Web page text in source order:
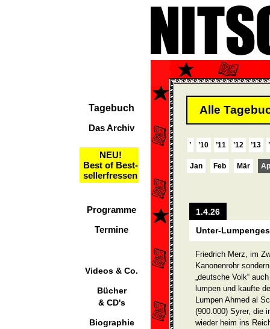
Tagebuch
Das Archiv
NEU!
Best of Best-
sellerfressen
Programme
Termine
Videos & Co.
Bücher
& CD's
Biographie
Alle
’ ’10 ’11 ’12 ’13
Jan Feb Mär
1.4.26
Unter-
Friedrich Merz, im
Kanonenrohr
„deutsche Volk“
lumpen und kaufte
Lumpen Ahmed al
(900.000) Syrer, die
wieder heim ins